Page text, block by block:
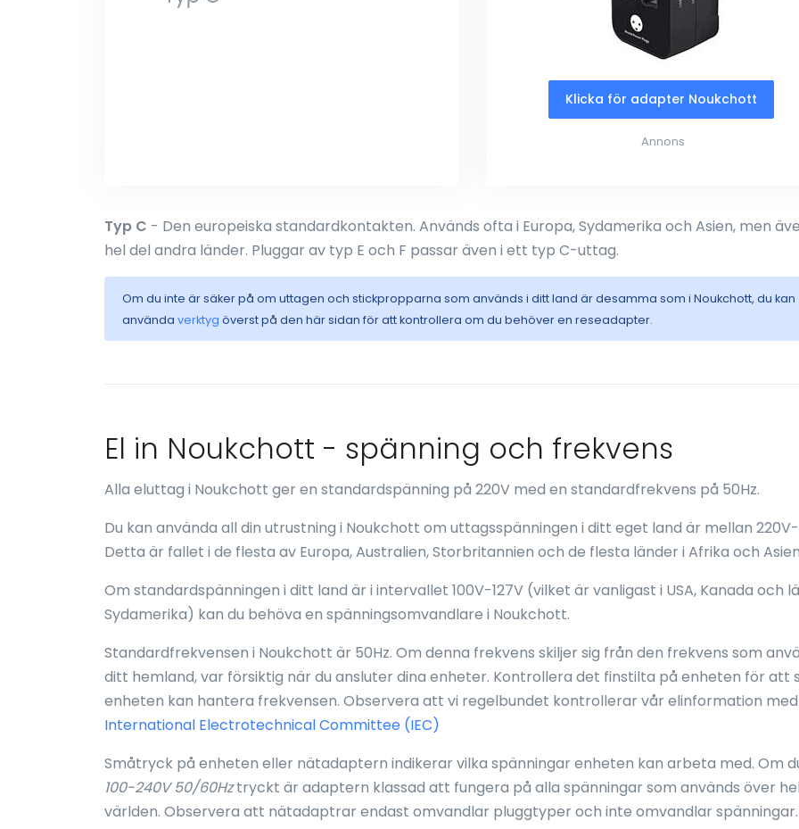
Klicka för adapter Noukchott
Annons
Typ C - Den europeiska standardkontakten. Används ofta i Europa, Sydamerika och Asien, men
hel del andra länder. Pluggar av typ E och F passar även i ett typ C-uttag.
Om du inte är säker på om uttagen och stickpropparna som används i ditt land är desamma som i Noukchott, du kan
använda verktyg överst på den här sidan för att kontrollera om du behöver en reseadapter.
El in Noukchott - spänning och frekvens
Alla eluttag i Noukchott ger en standardspänning på 220V med en standardfrekvens på 50Hz.
Du kan använda all din utrustning i Noukchott om uttagsspänningen i ditt eget land är mellan
Detta är fallet i de flesta av Europa, Australien, Storbritannien och de flesta länder i Afrika och
Om standardspänningen i ditt land är i intervallet 100V-127V (vilket är vanligast i USA, Kanada och
Sydamerika) kan du behöva en spänningsomvandlare i Noukchott.
Standardfrekvensen i Noukchott är 50Hz. Om denna frekvens skiljer sig från den frekvens som
ditt hemland, var försiktig när du ansluter dina enheter. Kontrollera det finstilta på enheten för att
enheten kan hantera frekvensen. Observera att vi regelbundet kontrollerar vår elinformation med
International Electrotechnical Committee (IEC)
Småtryck på enheten eller nätadaptern indikerar vilka spänningar enheten kan arbeta med. Om
100-240V 50/60Hztryckt är adaptern klassad att fungera på alla spänningar som används över
världen. Observera att nätadaptrar endast omvandlar pluggtyper och inte omvandlar spänningar.